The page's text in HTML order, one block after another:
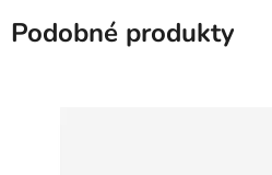
Podobné produkty